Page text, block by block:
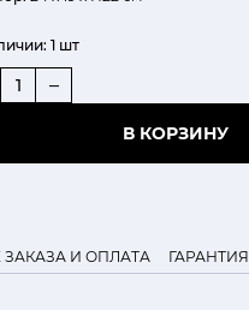
1 шт
–
В КОРЗИНУ
И ОПЛАТА ГАРАНТИЯ